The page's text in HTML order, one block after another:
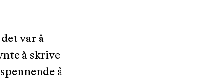
var å
å skrive
å